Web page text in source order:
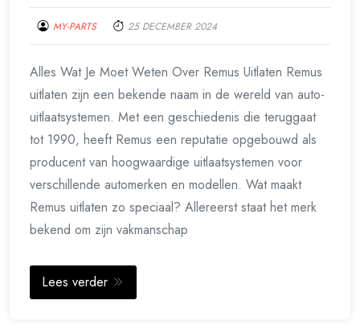
MY-PARTS 25 DECEMBER 2024
Alles Wat Je Moet Weten Over Remus Uitlaten Remus
uitlaten zijn een bekende naam in de wereld van auto-
uitlaatsystemen. Met een geschiedenis die teruggaat
tot 1990, heeft Remus een reputatie opgebouwd als
producent van hoogwaardige uitlaatsystemen voor
verschillende automerken en modellen. Wat maakt
Remus uitlaten zo speciaal? Allereerst staat het merk
bekend om zijn vakmanschap
Lees verder